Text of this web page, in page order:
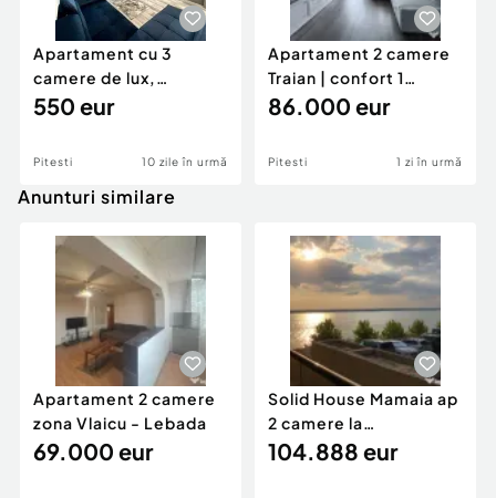
Apartament cu 3
camere de lux,
ultracentral.
550 eur
Pitesti 10 zile în urmă
Apartament 2 camere
Traian | confort 1
semidecomandat
86.000 eur
Pitesti 1 zi în urmă
Anunturi similare
Apartament 2 camere
zona Vlaicu - Lebada
69.000 eur
Solid House Mamaia ap
2 camere la
cheie,langa Mega
104.888 eur